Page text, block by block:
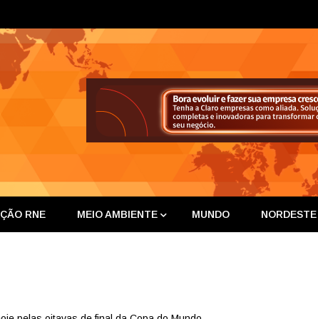
RNE MEIO AMBIENTE MUNDO NORDESTE